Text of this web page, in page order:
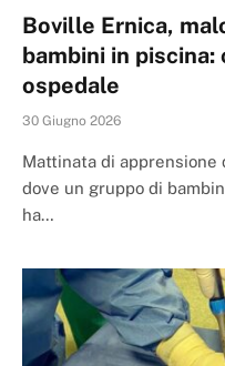
Boville Ernica,
bambini in
ospedale
30 Giugno 2026
Mattinata di apprensione
dove un gruppo di
ha…